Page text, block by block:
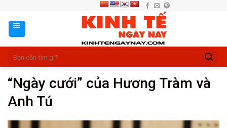
content
“Ngày cưới” của Hương Tràm và
Anh Tú